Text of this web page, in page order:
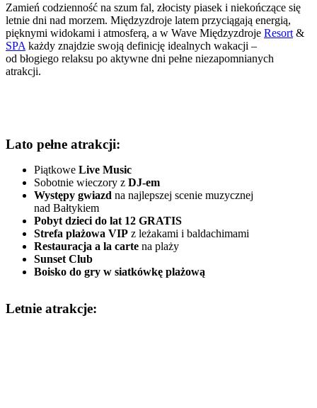
Zamień codzienność na szum fal, złocisty piasek i niekończące się
letnie dni nad morzem. Międzyzdroje latem przyciągają energią,
pięknymi widokami i atmosferą, a w Wave Międzyzdroje Resort &
SPA każdy znajdzie swoją definicję idealnych wakacji –
od błogiego relaksu po aktywne dni pełne niezapomnianych
atrakcji.
Lato pełne atrakcji:
Piątkowe Live Music
Sobotnie wieczory z DJ-em
Występy gwiazd na najlepszej scenie muzycznej
nad Bałtykiem
Pobyt dzieci do lat 12 GRATIS
Strefa plażowa VIP z leżakami i baldachimami
Restauracja a la carte na plaży
Sunset Club
Boisko do gry w siatkówkę plażową
Letnie atrakcje: